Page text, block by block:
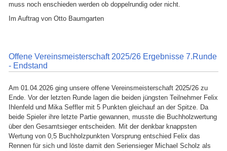
muss noch enschieden werden ob doppelrundig oder nicht.
Im Auftrag von Otto Baumgarten
Offene Vereinsmeisterschaft 2025/26 Ergebnisse 7.Runde
- Endstand
Am 01.04.2026 ging unsere offene Vereinsmeisterschaft 2025/26 zu
Ende. Vor der letzten Runde lagen die beiden jüngsten Teilnehmer Felix
Ihlenfeld und Mika Seffler mit 5 Punkten gleichauf an der Spitze. Da
beide Spieler ihre letzte Partie gewannen, musste die Buchholzwertung
über den Gesamtsieger entscheiden. Mit der denkbar knappsten
Wertung von 0,5 Buchholzpunkten Vorsprung entschied Felix das
Rennen für sich und löste damit den Seriensieger Michael Scholz als